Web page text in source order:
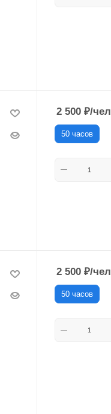
2 500 ₽/чел
50 часов
2 500 ₽/чел
50 часов